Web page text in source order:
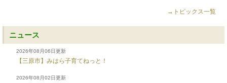
→トピックス一覧
ニュース
2026年08月06日更新
【三原市】みはら子育てねっと！
2026年08月02日更新